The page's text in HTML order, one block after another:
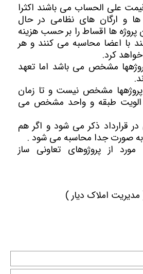
علی الحساب می باشند اکثرا
و ارگان های نظامی در حال
ها اقساط را بر حسب هزینه
با اعضا محاسبه می کنند و هر
کرد.
مشخص می باشد اما تعهد
مشخص نیست و تا زمان
طبقه و واحد مشخص می
در قرارداد ذکر می شود و اگر هم
به صورت جدا محاسبه می شود .
از پروژوهای تعاونی ساز
املاک دیار )